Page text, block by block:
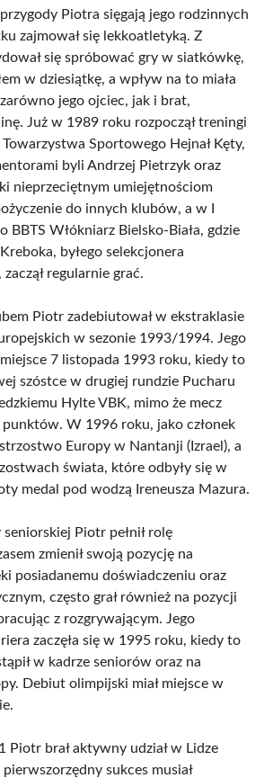
Piotra sięgają jego rodzinnych
zajmował się lekkoatletyką. Z
się spróbować gry w siatkówkę,
w dziesiątkę, a wpływ na to miała
jego ojciec, jak i brat,
Już w 1989 roku rozpoczął treningi
Sportowego Hejnał Kęty,
byli Andrzej Pietrzyk oraz
nieprzeciętnym umiejętnościom
do innych klubów, a w I
BBTS Włókniarz Bielsko-Biała, gdzie
byłego selekcjonera
regularnie grać.
Piotr zadebiutował w ekstraklasie
w sezonie 1993/1994. Jego
miejsce 7 listopada 1993 roku, kiedy to
szóstce w drugiej rundzie Pucharu
Hylte VBK, mimo że mecz
punktów. W 1996 roku, jako członek
Europy w Nantanji (Izrael), a
świata, które odbyły się w
medal pod wodzą Ireneusza Mazura.
Piotr pełnił rolę
zmienił swoją pozycję na
posiadanemu doświadczeniu oraz
często grał również na pozycji
z rozgrywającym. Jego
zaczęła się w 1995 roku, kiedy to
w kadrze seniorów oraz na
Debiut olimpijski miał miejsce w
brał aktywny udział w Lidze
sukces musiał